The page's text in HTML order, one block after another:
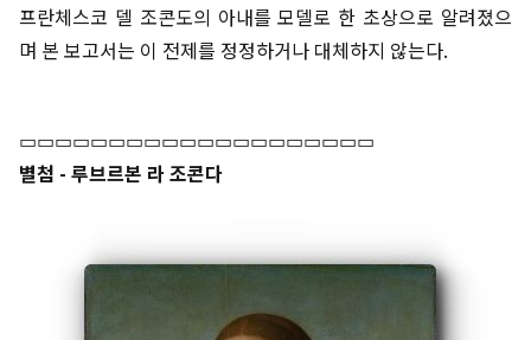
프란체스코 델 조콘도의 아내를 모델로 한 초상으로 알려졌으
며 본 보고서는 이 전제를 정정하거나 대체하지 않는다.
▭▭▭▭▭▭▭▭▭▭▭▭▭▭▭▭▭▭▭▭
별첨 - 루브르본 라 조콘다